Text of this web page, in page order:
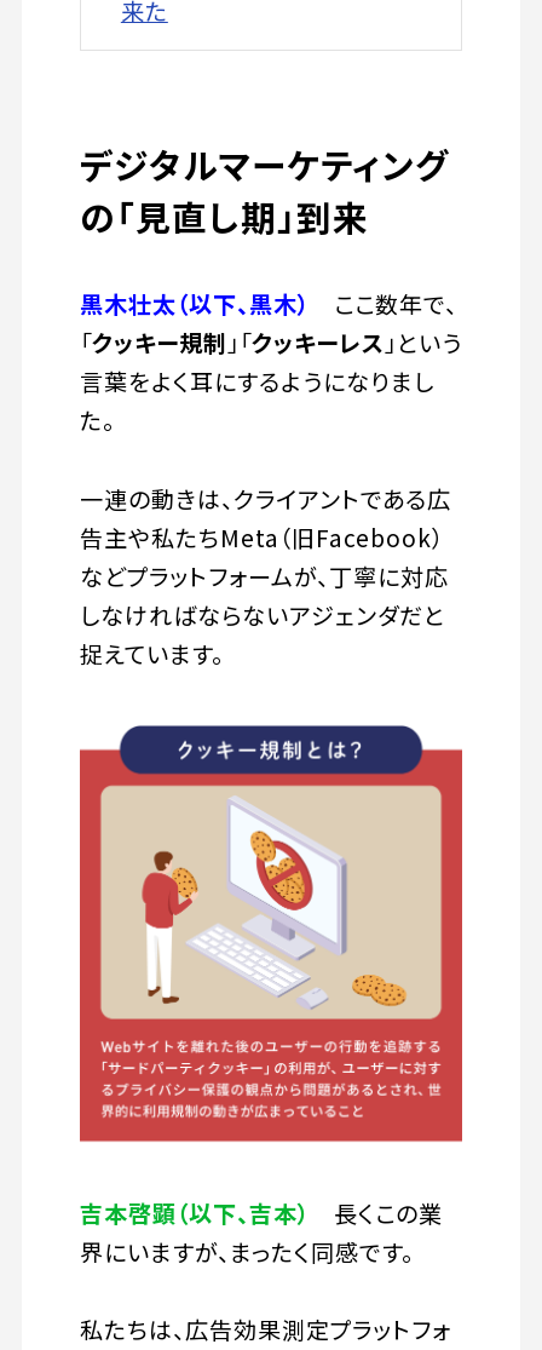
来た
デジタルマーケティング
の「見直し期」到来
黒木壮太（以下、黒木）
ここ数年で、
「クッキー規制」「クッキーレス」という
言葉をよく耳にするようになりまし
た。
一連の動きは、クライアントである広
告主や私たちMeta（旧Facebook）
などプラットフォームが、丁寧に対応
しなければならないアジェンダだと
捉えています。
吉本啓顕（以下、吉本）
長くこの業
界にいますが、まったく同感です。
私たちは、広告効果測定プラットフォ